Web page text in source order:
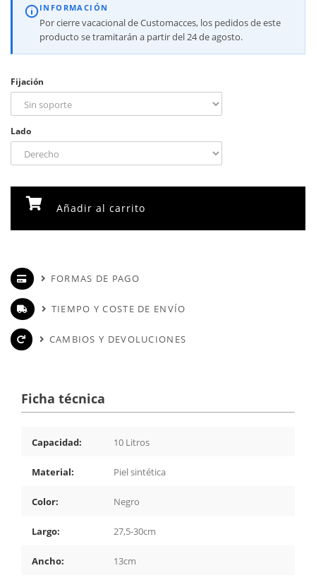
INFORMACIÓN
Por cierre vacacional de Customacces, los pedidos de este
producto se tramitarán a partir del 24 de agosto.
Fijación
Lado
Añadir al carrito
FORMAS DE PAGO
TIEMPO Y COSTE DE ENVÍO
CAMBIOS Y DEVOLUCIONES
Ficha técnica
Capacidad: 10 Litros
Material: Piel sintética
Color: Negro
Largo: 27,5-30cm
Ancho: 13cm